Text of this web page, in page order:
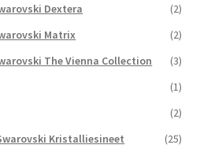
Dextera
(2)
Matrix
(2)
The Vienna Collection
(3)
(1)
(2)
Kristalliesineet
(25)